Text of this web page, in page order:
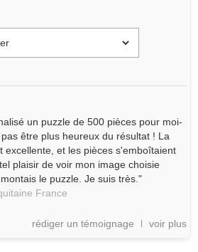
un puzzle de 500 pièces pour moi-
être plus heureux du résultat ! La
excellente, et les pièces s'emboîtaient
plaisir de voir mon image choisie
le puzzle. Je suis très."
France
rédiger un témoignage voir plus